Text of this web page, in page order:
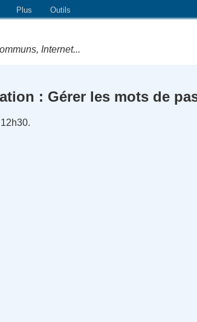
Plus Outils
Internet...
: Gérer les mots de